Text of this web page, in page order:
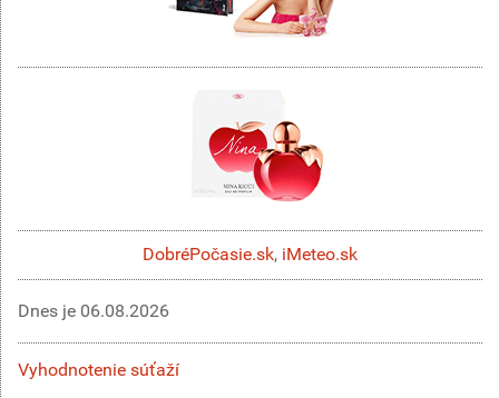
DobréPočasie.sk, iMeteo.sk
Dnes je 06.08.2026
Vyhodnotenie súťaží